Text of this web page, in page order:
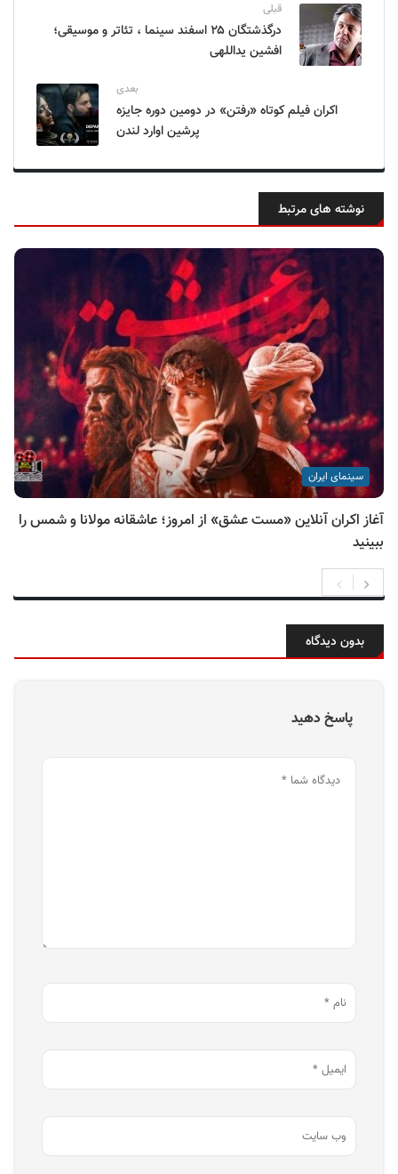
قبلی
درگذشتگان ۲۵ اسفند سینما ، تئاتر و موسیقی؛
افشین یداللهی
بعدی
اکران فیلم کوتاه «رفتن» در دومین دوره جایزه
پرشین اوارد لندن
نوشته های مرتبط
سینمای ایران
آغاز اکران آنلاین «مست عشق» از امروز؛ عاشقانه مولانا و شمس را
ببینید
بدون دیدگاه
پاسخ دهید